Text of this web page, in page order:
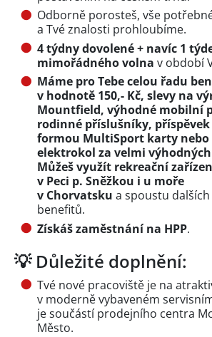
Odborně porosteš, vše
a Tvé znalosti prohloubíme.
4 týdny dovolené + navíc 1
mimořádného volna v období
Máme pro Tebe celou řadu
v hodnotě 150,- Kč, slevy na
Mountfield, výhodné mobilní
rodinné příslušníky,
formou MultiSport karty
elektrokol za velmi
Můžeš využít rekreační
v Peci p. Sněžkou i u moře
v Chorvatsku a spoustu
benefitů.
Získáš zaměstnání na HPP.
💡 Důležité doplnění:
Tvé nové pracoviště je na
v moderně vybaveném
je součástí prodejního centra
Město.